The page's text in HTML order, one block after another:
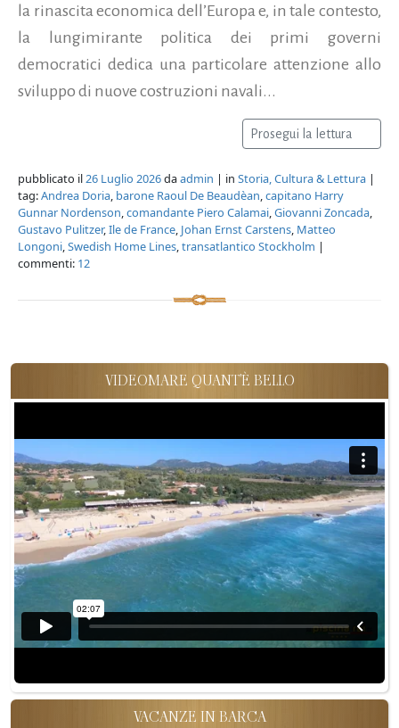
la rinascita economica dell’Europa e, in tale contesto,
la lungimirante politica dei primi governi
democratici dedica una particolare attenzione allo
sviluppo di nuove costruzioni navali...
Prosegui la lettura
pubblicato il26 Luglio 2026daadmin | in Storia, Cultura & Lettura |
tag:Andrea Doria, barone Raoul De Beaudèan,capitano Harry
Gunnar Nordenson,comandante Piero Calamai,Giovanni Zoncada,
Gustavo Pulitzer,Ile de France, Johan Ernst Carstens, Matteo
Longoni,Swedish Home Lines,transatlantico Stockholm |
commenti: 12
VIDEOMARE QUANT'È BELLO
VACANZE IN BARCA